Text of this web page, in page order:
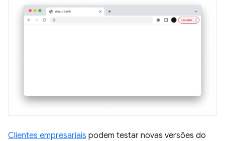
Clientes empresariais podem testar novas versões do